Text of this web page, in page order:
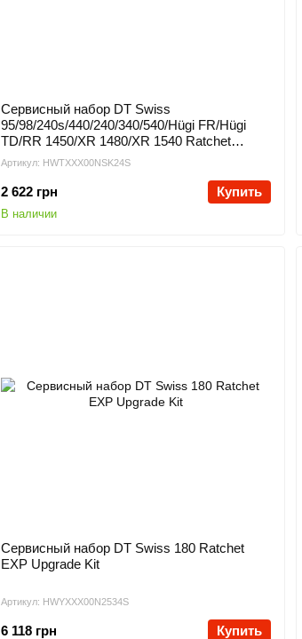
Артикул: HWTXXX00NSK24S
Сервисный набор DT Swiss
95/98/240s/440/240/340/540/Hügi FR/Hügi
TD/RR 1450/XR 1480/XR 1540 Ratchet
Upgrade Kit
2 622 грн Купить
В наличии
Артикул: HWYXXX00N2534S
Сервисный набор DT Swiss 180 Ratchet
EXP Upgrade Kit
6 118 грн Купить